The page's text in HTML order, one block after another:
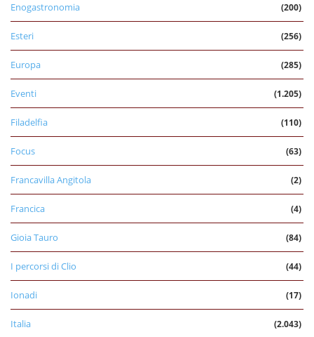
Enogastronomia (200)
Esteri (256)
Europa (285)
Eventi (1.205)
Filadelfia (110)
Focus (63)
Francavilla Angitola (2)
Francica (4)
Gioia Tauro (84)
I percorsi di Clio (44)
Ionadi (17)
Italia (2.043)